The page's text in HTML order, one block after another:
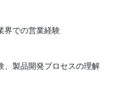
界での営業経験
、製品開発プロセスの理解